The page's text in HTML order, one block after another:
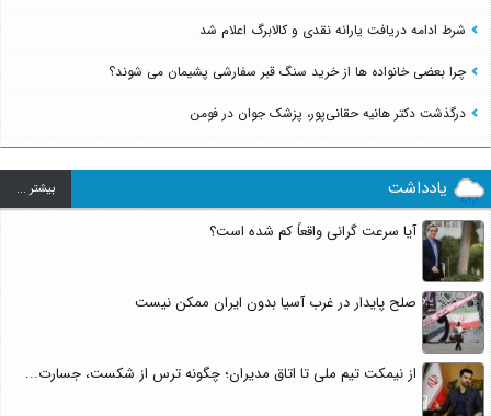
شرط ادامه دریافت یارانه نقدی و کالابرگ اعلام شد
چرا بعضی خانواده ها از خرید سنگ قبر سفارشی پشیمان می شوند؟
درگذشت دکتر هانیه حقانی‌پور، پزشک جوان در فومن
یادداشت بيشتر ...
آیا سرعت گرانی واقعاً کم شده است؟
صلح پایدار در غرب آسیا بدون ایران ممکن نیست
از نیمکت تیم ملی تا اتاق مدیران؛ چگونه ترس از شکست، جسارت...